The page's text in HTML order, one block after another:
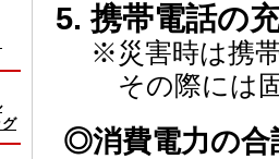
携帯電話の
※災害時は携
その際には
◎消費電力の合